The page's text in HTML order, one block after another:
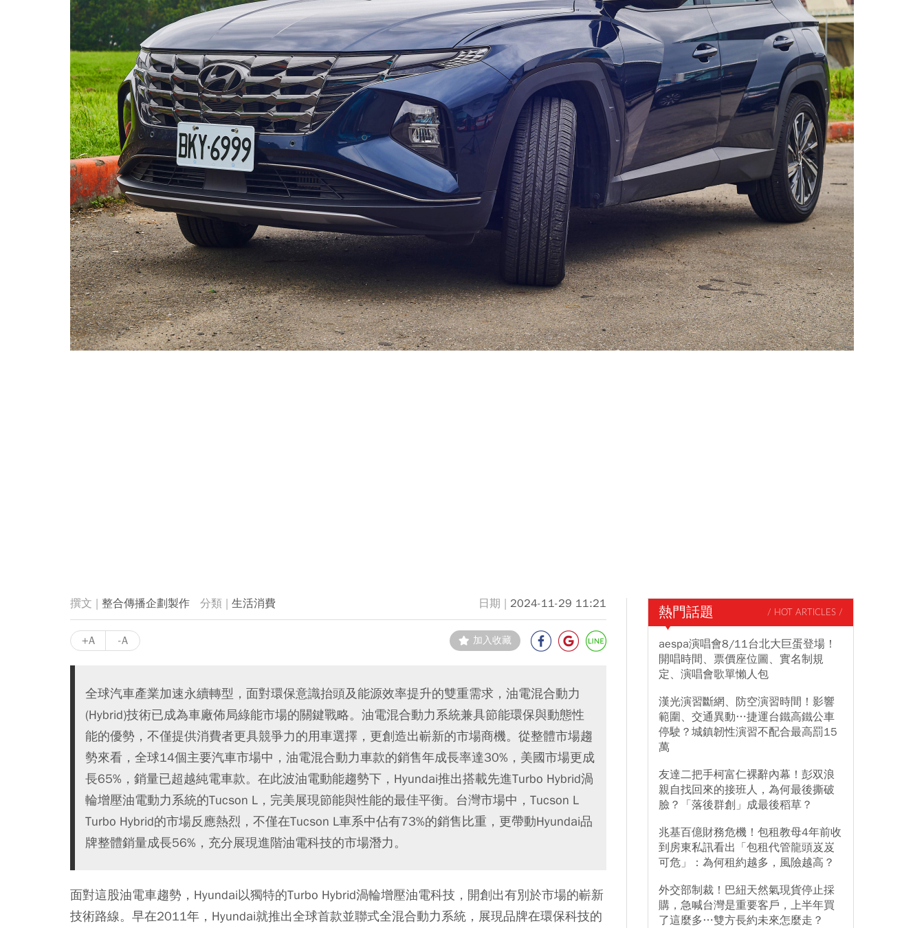
整合傳播企劃製作 生活消費 2024-11-29 11:21
+A -A 加入收藏
全球汽車產業加速永續轉型，面對環保意識抬頭及能源效率提升的雙重需求，油電混合動力
(Hybrid)技術已成為車廠佈局綠能市場的關鍵戰略。油電混合動力系統兼具節能環保與動態性
能的優勢，不僅提供消費者更具競爭力的用車選擇，更創造出嶄新的市場商機。從整體市場趨
勢來看，全球14個主要汽車市場中，油電混合動力車款的銷售年成長率達30%，美國市場更成
長65%，銷量已超越純電車款。在此波油電動能趨勢下，Hyundai推出搭載先進Turbo Hybrid渦
輪增壓油電動力系統的Tucson L，完美展現節能與性能的最佳平衡。台灣市場中，Tucson L
Turbo Hybrid的市場反應熱烈，不僅在Tucson L車系中佔有73%的銷售比重，更帶動Hyundai品
牌整體銷量成長56%，充分展現進階油電科技的市場潛力。
面對這股油電車趨勢，Hyundai以獨特的Turbo Hybrid渦輪增壓油電科技，開創出有別於市場的嶄新
技術路線。早在2011年，Hyundai就推出全球首款並聯式全混合動力系統，展現品牌在環保科技的
熱門話題 / HOT ARTICLES /
aespa演唱會8/11台北大巨蛋登場！
開唱時間、票價座位圖、實名制規
定、演唱會歌單懶人包
漢光演習斷網、防空演習時間！影響
範圍、交通異動…捷運台鐵高鐵公車
停駛？城鎮韌性演習不配合最高罰15
萬
友達二把手柯富仁裸辭內幕！彭双浪
親自找回來的接班人，為何最後撕破
臉？「落後群創」成最後稻草？
兆基百億財務危機！包租教母4年前收
到房東私訊看出「包租代管龍頭岌岌
可危」：為何租約越多，風險越高？
外交部制裁！巴紐天然氣現貨停止採
購，急喊台灣是重要客戶，上半年買
了這麼多…雙方長約未來怎麼走？